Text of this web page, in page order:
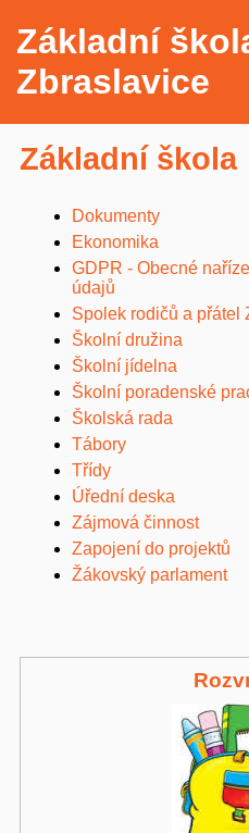
Základní
Zbraslavice
Základní škola
Dokumenty
Ekonomika
GDPR - Obecné
údajů
Spolek rodičů a přátel
Školní družina
Školní jídelna
Školní poradenské
Školská rada
Tábory
Třídy
Úřední deska
Zájmová činnost
Zapojení do projektů
Žákovský parlament